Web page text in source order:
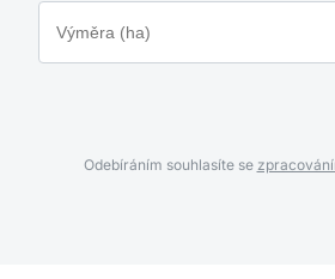
Odebíráním souhlasíte se